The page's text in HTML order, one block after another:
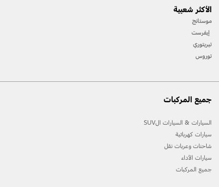
‏إنّ الميّزات المساعِدة للسّائق هي تقنيّات إضافيّة تهدف إلى المساعدة ولا تحلّ مكان انتباه
السّائق وقدرة التّمييز الفطريّة الّتي يتحلّى بها وضرورة سيطرته على المركبة. قد لا تعمل عند
الأكثر شعبية
موستانج
إيفرست
تيريتوري
توروس
جميع المركبات
السيارات & السيارات الSUV
سيارات كهربائية
شاحنات وعربات نقل
سيارات الأداء
جميع المركبات